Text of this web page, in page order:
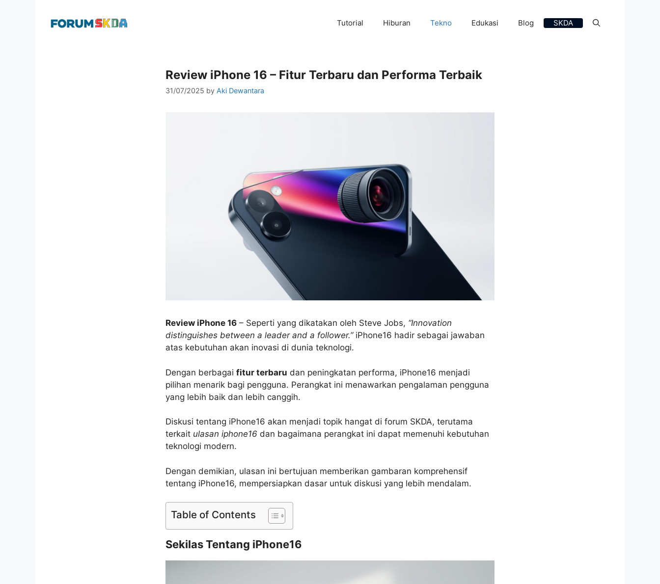
Tutorial Hiburan Tekno Edukasi Blog SKDA
Review iPhone 16 – Fitur Terbaru dan Performa Terbaik
31/07/2025 by Aki Dewantara
Review iPhone 16 – Seperti yang dikatakan oleh Steve Jobs, “Innovation
distinguishes between a leader and a follower.”iPhone16 hadir sebagai jawaban
atas kebutuhan akan inovasi di dunia teknologi.
Dengan berbagai fitur terbaru dan peningkatan performa, iPhone16 menjadi
pilihan menarik bagi pengguna. Perangkat ini menawarkan pengalaman pengguna
yang lebih baik dan lebih canggih.
Diskusi tentang iPhone16 akan menjadi topik hangat di forum SKDA, terutama
terkait ulasan iphone16 dan bagaimana perangkat ini dapat memenuhi kebutuhan
teknologi modern.
Dengan demikian, ulasan ini bertujuan memberikan gambaran komprehensif
tentang iPhone16, mempersiapkan dasar untuk diskusi yang lebih mendalam.
Table of Contents
Sekilas Tentang iPhone16